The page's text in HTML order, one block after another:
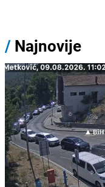
/ Najnovije